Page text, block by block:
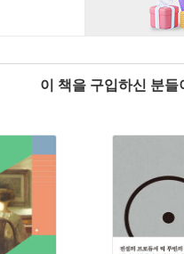
이 책을 구입하신 분